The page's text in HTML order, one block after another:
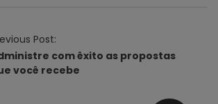
Post:
com êxito as propostas
você recebe